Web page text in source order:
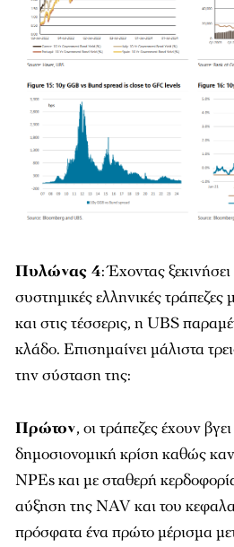
Πυλώνας 4: Έχοντας
συστημικές ελληνικές
και στις τέσσερις, η UBS
κλάδο. Επισημαίνει μάλιστα
την σύσταση της:
Πρώτον, οι τράπεζες έχουν
δημοσιονομική κρίση καθώς
NPEs και με σταθερή
αύξηση της NAV και του
πρόσφατα ένα πρώτο μέρισμα